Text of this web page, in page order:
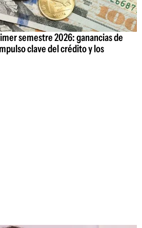
semestre 2026: ganancias de
clave del crédito y los